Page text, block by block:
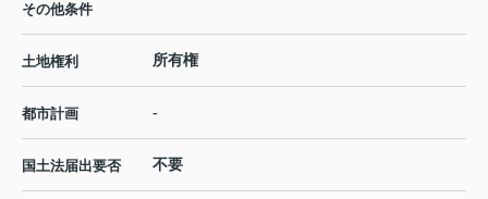
その他条件
土地権利 所有権
都市計画 -
国土法届出要否 不要